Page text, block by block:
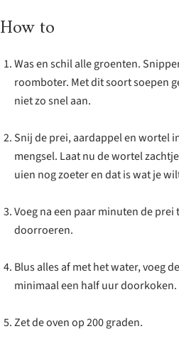
How to
Was en schil alle groenten.
roomboter. Met dit soort soepen
niet zo snel aan.
Snij de prei, aardappel en wortel
mengsel. Laat nu de wortel
uien nog zoeter en dat is wat je
Voeg na een paar minuten de
doorroeren.
Blus alles af met het water, voeg
minimaal een half uur doorkoken.
Zet de oven op 200 graden.